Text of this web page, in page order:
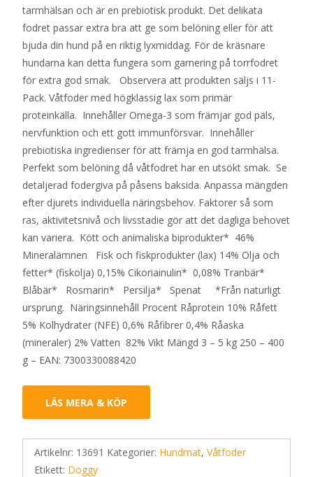
tarmhälsan och är en prebiotisk produkt. Det delikata
fodret passar extra bra att ge som belöning eller för att
bjuda din hund på en riktig lyxmiddag. För de kräsnare
hundarna kan detta fungera som garnering på torrfodret
för extra god smak. Observera att produkten säljs i 11-
Pack. Våtfoder med högklassig lax som primär
proteinkälla. Innehåller Omega-3 som främjar god päls,
nervfunktion och ett gott immunförsvar. Innehåller
prebiotiska ingredienser för att främja en god tarmhälsa.
Perfekt som belöning då våtfodret har en utsökt smak. Se
detaljerad fodergiva på påsens baksida. Anpassa mängden
efter djurets individuella näringsbehov. Faktorer så som
ras, aktivitetsnivå och livsstadie gör att det dagliga behovet
kan variera. Kött och animaliska biprodukter* 46%
Mineralämnen Fisk och fiskprodukter (lax) 14% Olja och
fetter* (fiskolja) 0,15% Cikoriainulin* 0,08% Tranbär*
Blåbär* Rosmarin* Persilja* Spenat *Från naturligt
ursprung. Näringsinnehåll Procent Råprotein 10% Råfett
5% Kolhydrater (NFE) 0,6% Råfibrer 0,4% Råaska
(mineraler) 2% Vatten 82% Vikt Mängd 3 – 5 kg 250 – 400
g – EAN: 7300330088420
LÄS MERA & KÖP
Artikelnr: 13691 Kategorier: Hundmat, Våtfoder
Etikett: Doggy